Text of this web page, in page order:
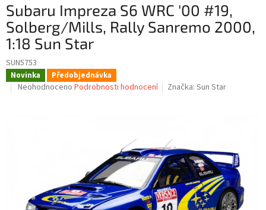
Subaru Impreza S6 WRC '00 #19,
Solberg/Mills, Rally Sanremo 2000,
1:18 Sun Star
SUN5753
Novinka Předobjednávka
Průměrné
Neohodnoceno Podrobnosti hodnocení Značka:Sun Star